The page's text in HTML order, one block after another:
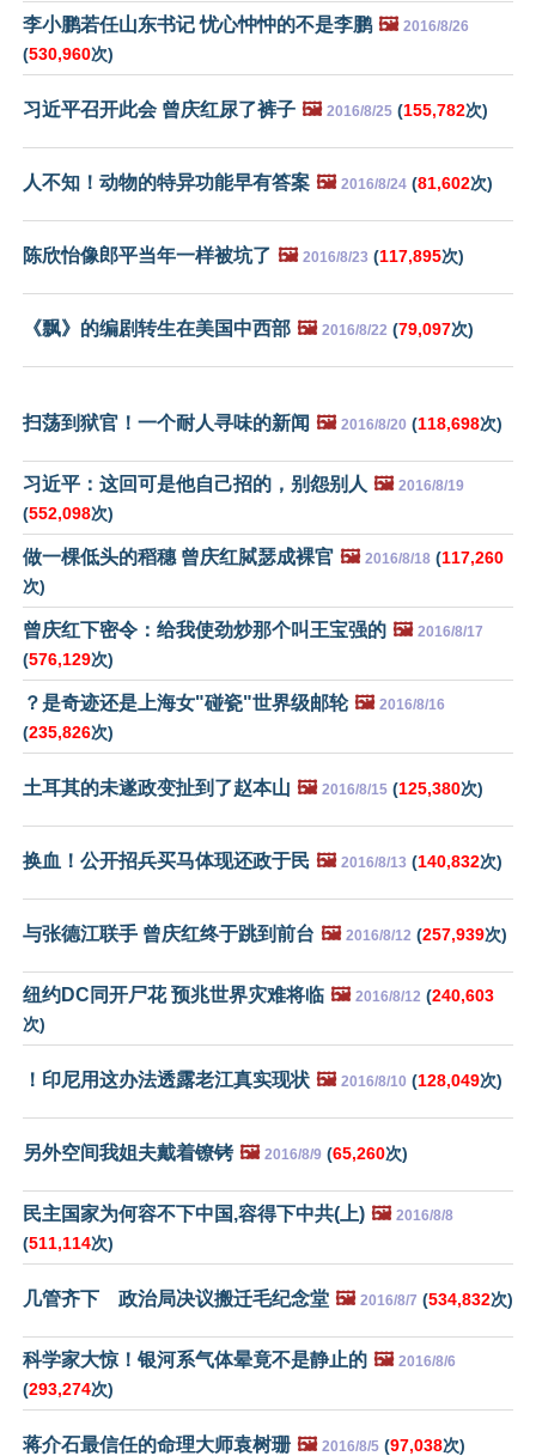
李小鹏若任山东书记 忧心忡忡的不是李鹏 🖼️ 2016/8/26
(530,960次)
习近平召开此会 曾庆红尿了裤子 🖼️ 2016/8/25 (155,782次)
人不知！动物的特异功能早有答案 🖼️ 2016/8/24 (81,602次)
陈欣怡像郎平当年一样被坑了 🖼️ 2016/8/23 (117,895次)
《飘》的编剧转生在美国中西部 🖼️ 2016/8/22 (79,097次)
扫荡到狱官！一个耐人寻味的新闻 🖼️ 2016/8/20 (118,698次)
习近平：这回可是他自己招的，别怨别人 🖼️ 2016/8/19
(552,098次)
做一棵低头的稻穗 曾庆红脦瑟成裸官 🖼️ 2016/8/18 (117,260
次)
曾庆红下密令：给我使劲炒那个叫王宝强的 🖼️ 2016/8/17
(576,129次)
？是奇迹还是上海女"碰瓷"世界级邮轮 🖼️ 2016/8/16
(235,826次)
土耳其的未遂政变扯到了赵本山 🖼️ 2016/8/15 (125,380次)
换血！公开招兵买马体现还政于民 🖼️ 2016/8/13 (140,832次)
与张德江联手 曾庆红终于跳到前台 🖼️ 2016/8/12 (257,939次)
纽约DC同开尸花 预兆世界灾难将临 🖼️ 2016/8/12 (240,603
次)
！印尼用这办法透露老江真实现状 🖼️ 2016/8/10 (128,049次)
另外空间我姐夫戴着镣铐 🖼️ 2016/8/9 (65,260次)
民主国家为何容不下中国,容得下中共(上) 🖼️ 2016/8/8
(511,114次)
几管齐下 政治局决议搬迁毛纪念堂 🖼️ 2016/8/7 (534,832次)
科学家大惊！银河系气体晕竟不是静止的 🖼️ 2016/8/6
(293,274次)
蒋介石最信任的命理大师袁树珊 🖼️ 2016/8/5 (97,038次)